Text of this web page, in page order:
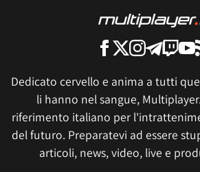
Dedicato cervello e anima a tutti
li hanno nel sangue,
riferimento italiano per
del futuro. Preparatevi ad essere
articoli, news, video, live e